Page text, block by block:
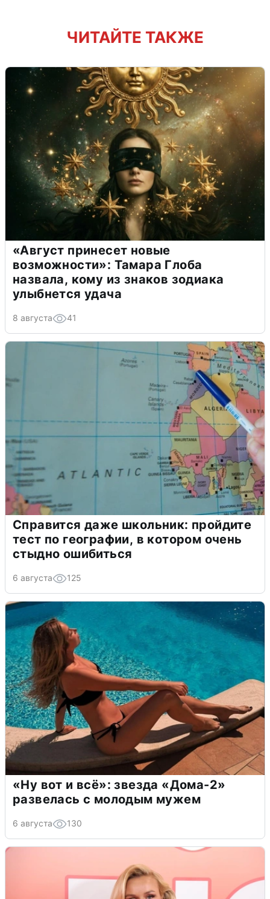
ЧИТАЙТЕ ТАКЖЕ
«Август принесет новые
возможности»: Тамара Глоба
назвала, кому из знаков зодиака
улыбнется удача
8 августа 41
Справится даже школьник: пройдите
тест по географии, в котором очень
стыдно ошибиться
6 августа 125
«Ну вот и всё»: звезда «Дома-2»
развелась с молодым мужем
6 августа 130